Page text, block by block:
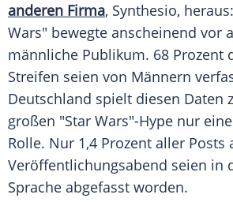
anderen Firma, Synthesio,
Wars" bewegte anscheinend vor
männliche Publikum. 68 Prozent
Streifen seien von Männern
Deutschland spielt diesen Daten
großen "Star Wars"-Hype nur
Rolle. Nur 1,4 Prozent aller Posts
Veröffentlichungsabend seien in
Sprache abgefasst worden.